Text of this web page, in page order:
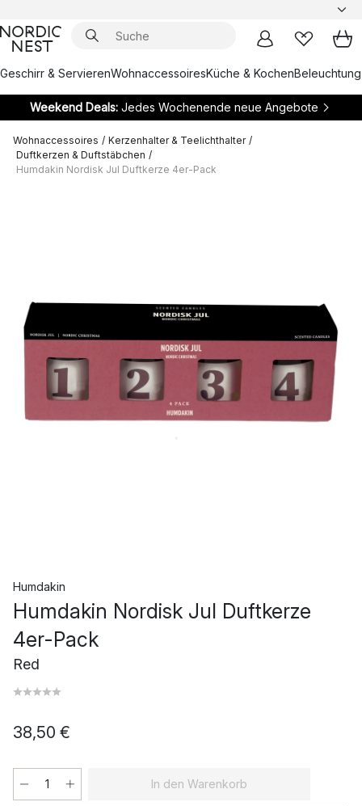
Geschirr & ServierenWohnaccessoiresKüche & KochenBeleuchtung
Weekend Deals:Jedes Wochenende neue Angebote
Wohnaccessoires / Kerzenhalter & Teelichthalter /
Duftkerzen & Duftstäbchen /
Humdakin Nordisk Jul Duftkerze 4er-Pack
Humdakin
Humdakin Nordisk Jul Duftkerze
4er-Pack
Red
38,50 €
In den Warenkorb